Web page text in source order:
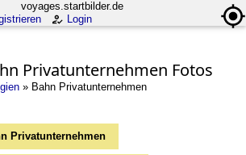
voyages.startbilder.de
Login
Privatunternehmen Fotos
» Bahn Privatunternehmen
Privatunternehmen